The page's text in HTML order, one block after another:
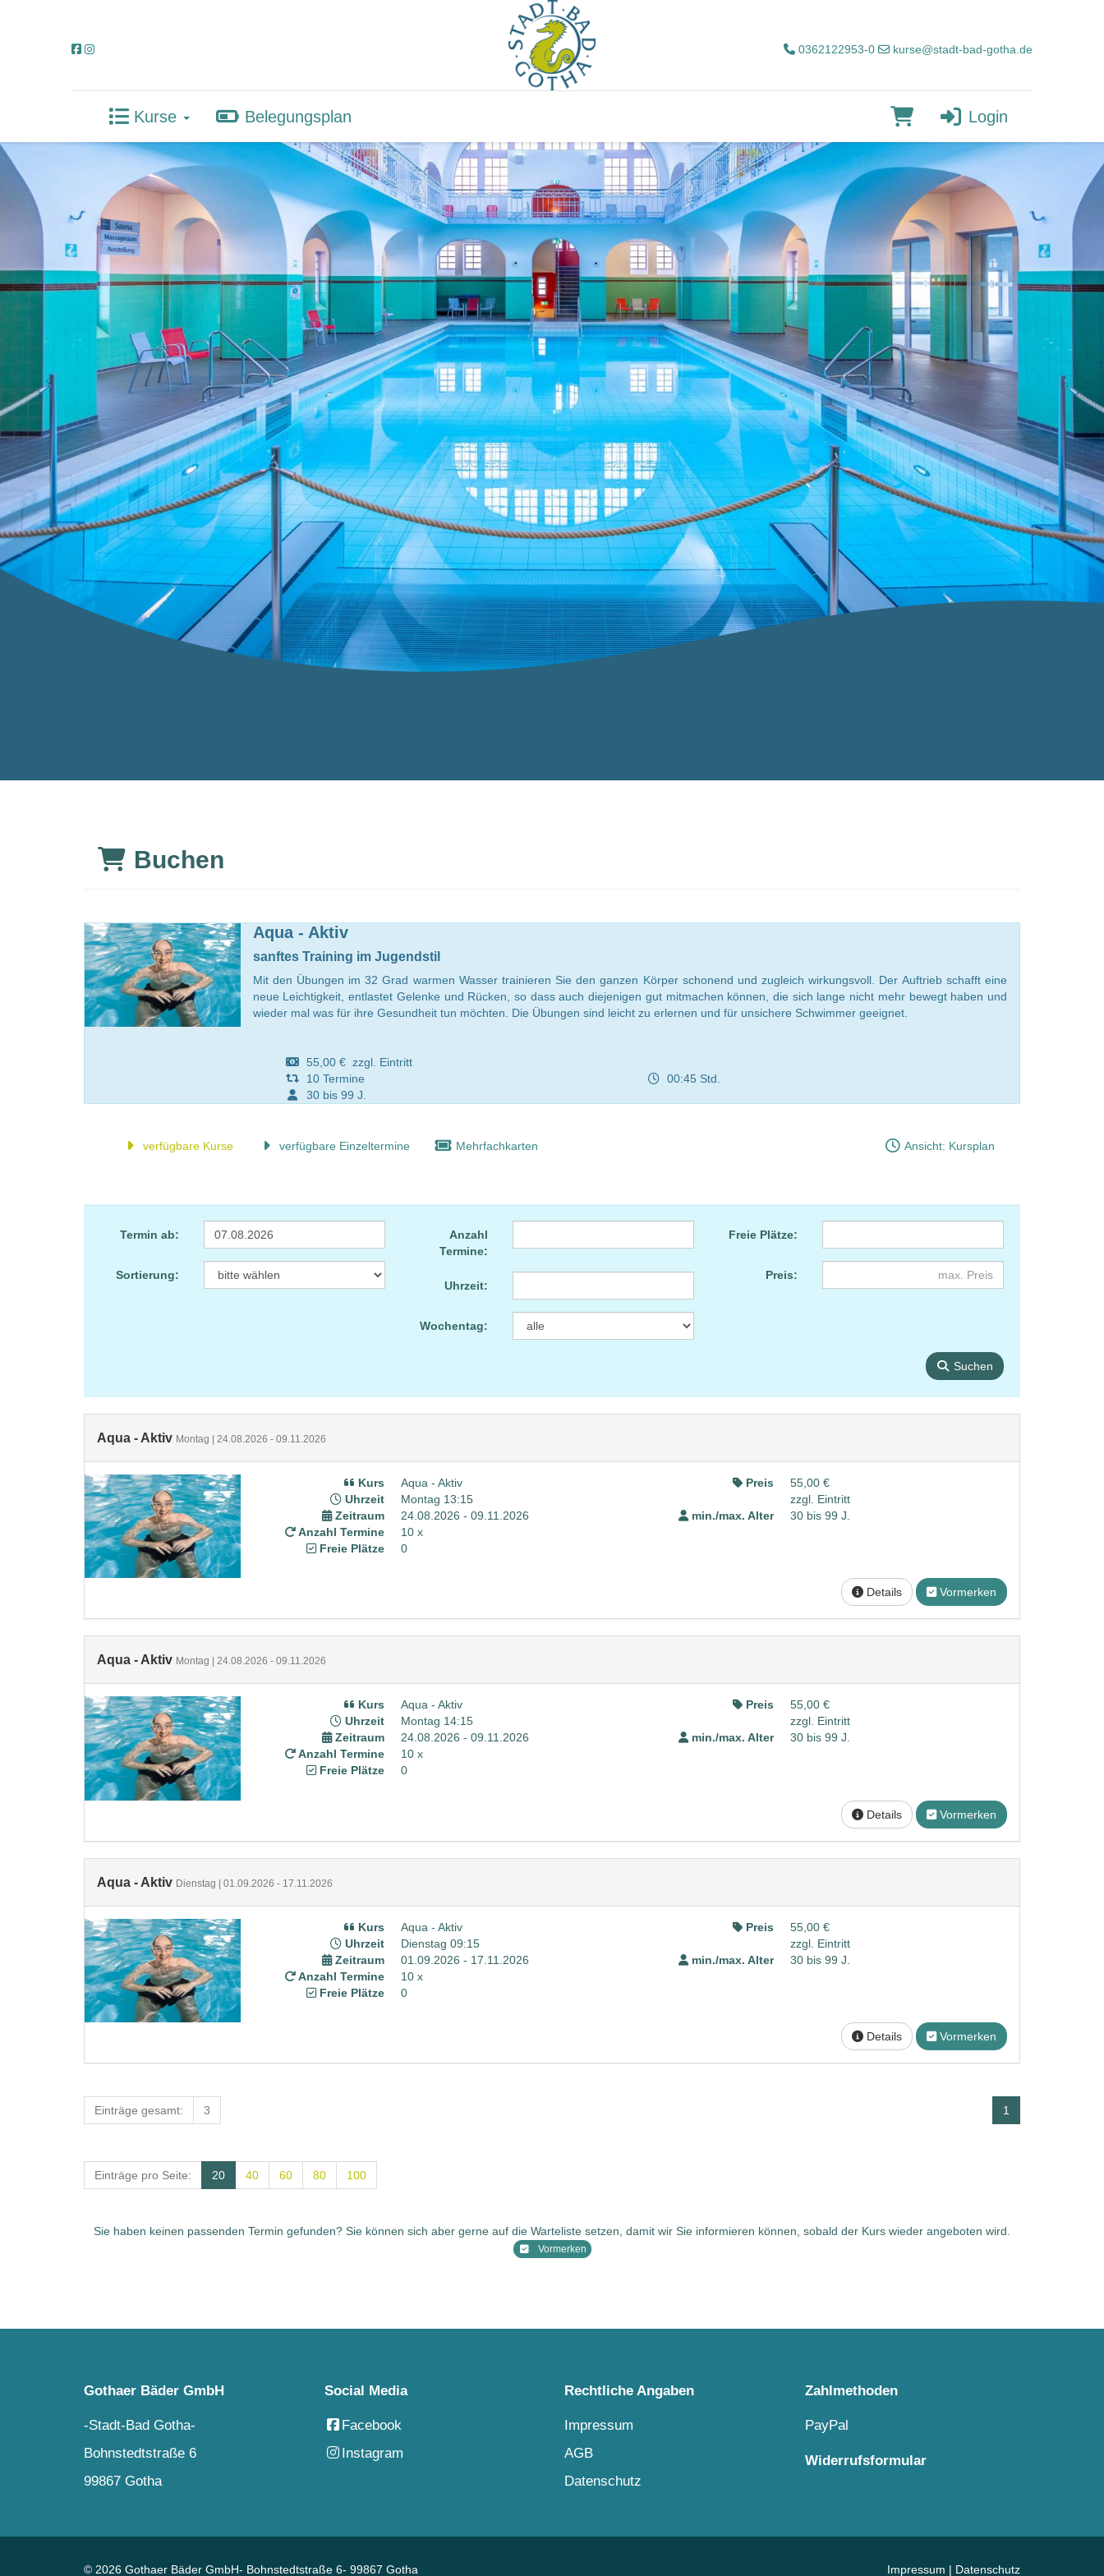
0362122953-0 kurse@stadt-bad-gotha.de
Kurse Belegungsplan Login
Buchen
Aqua - Aktiv
sanftes Training im Jugendstil
Mit den Übungen im 32 Grad warmen Wasser trainieren Sie den ganzen Körper schonend und zugleich wirkungsvoll. Der Auftrieb schafft eine
neue Leichtigkeit, entlastet Gelenke und Rücken, so dass auch diejenigen gut mitmachen können, die sich lange nicht mehr bewegt haben und
wieder mal was für ihre Gesundheit tun möchten. Die Übungen sind leicht zu erlernen und für unsichere Schwimmer geeignet.
55,00 € zzgl. Eintritt
10 Termine
00:45 Std.
30 bis 99 J.
verfügbare Kurse verfügbare Einzeltermine Mehrfachkarten Ansicht: Kursplan
Termin ab:
Sortierung:
Anzahl
Termine:
Uhrzeit:
Wochentag:
Freie Plätze:
Preis:
Suchen
Aqua - Aktiv Montag | 24.08.2026 - 09.11.2026
Kurs
Aqua - Aktiv
Uhrzeit
Montag 13:15
Zeitraum
24.08.2026 - 09.11.2026
Anzahl Termine
10 x
Freie Plätze
0
Preis
55,00 €
zzgl. Eintritt
min./max. Alter
30 bis 99 J.
Details Vormerken
Aqua - Aktiv Montag | 24.08.2026 - 09.11.2026
Kurs
Aqua - Aktiv
Uhrzeit
Montag 14:15
Zeitraum
24.08.2026 - 09.11.2026
Anzahl Termine
10 x
Freie Plätze
0
Preis
55,00 €
zzgl. Eintritt
min./max. Alter
30 bis 99 J.
Details Vormerken
Aqua - Aktiv Dienstag | 01.09.2026 - 17.11.2026
Kurs
Aqua - Aktiv
Uhrzeit
Dienstag 09:15
Zeitraum
01.09.2026 - 17.11.2026
Anzahl Termine
10 x
Freie Plätze
0
Preis
55,00 €
zzgl. Eintritt
min./max. Alter
30 bis 99 J.
Details Vormerken
1
Einträge gesamt: 3
Einträge pro Seite: 20 40 60 80 100
Sie haben keinen passenden Termin gefunden? Sie können sich aber gerne auf die Warteliste setzen, damit wir Sie informieren können, sobald der Kurs wieder angeboten wird.
Vormerken
Gothaer Bäder GmbH
-Stadt-Bad Gotha-
Bohnstedtstraße 6
99867 Gotha
Social Media
Facebook
Instagram
Rechtliche Angaben
Impressum
AGB
Datenschutz
Zahlmethoden
PayPal
Widerrufsformular
© 2026 Gothaer Bäder GmbH- Bohnstedtstraße 6- 99867 Gotha Impressum | Datenschutz